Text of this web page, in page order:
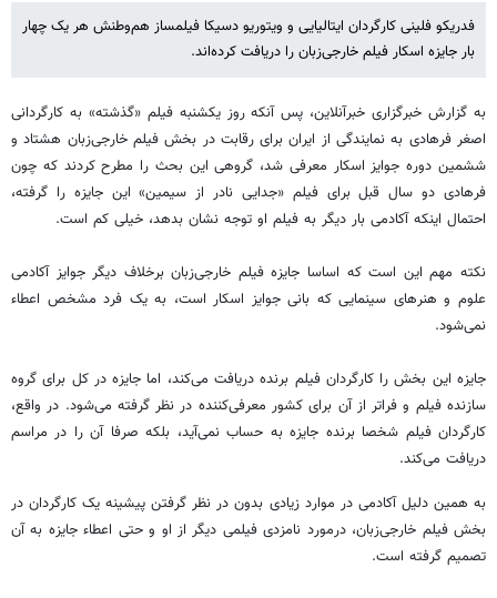
فدریکو فلینی کارگردان ایتالیایی و ویتوریو دسیکا فیلمساز هم‌وطنش هر یک چهار
بار جایزه اسکار فیلم خارجی‌زبان را دریافت کرده‌اند.
به گزارش خبرگزاری خبرآنلاین، پس آنکه روز یکشنبه فیلم «گذشته» به کارگردانی
اصغر فرهادی به نمایندگی از ایران برای رقابت در بخش فیلم خارجی‌زبان هشتاد و
ششمین دوره جوایز اسکار معرفی شد، گروهی این بحث را مطرح کردند که چون
فرهادی دو سال قبل برای فیلم «جدایی نادر از سیمین» این جایزه را گرفته،
احتمال اینکه آکادمی بار دیگر به فیلم او توجه نشان بدهد، خیلی کم است.
نکته مهم این است که اساسا جایزه فیلم خارجی‌زبان برخلاف دیگر جوایز آکادمی
علوم و هنرهای سینمایی که بانی جوایز اسکار است، به یک فرد مشخص اعطاء
نمی‌شود.
جایزه این بخش را کارگردان فیلم برنده دریافت می‌کند، اما جایزه در کل برای گروه
سازنده فیلم و فراتر از آن برای کشور معرفی‌کننده در نظر گرفته می‌شود. در واقع،
کارگردان فیلم شخصا برنده جایزه به حساب نمی‌آید، بلکه صرفا آن را در مراسم
دریافت می‌کند.
به همین دلیل آکادمی در موارد زیادی بدون در نظر گرفتن پیشینه یک کارگردان در
بخش فیلم خارجی‌زبان، درمورد نامزدی فیلمی دیگر از او و حتی اعطاء جایزه به آن
تصمیم گرفته است.